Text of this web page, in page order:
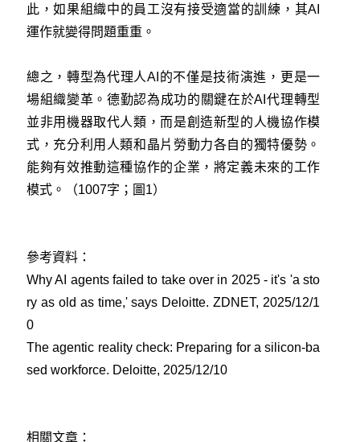
此，如果組織中的員工沒有接受適當的訓練，其AI
運作就變得問題重重。
總之，轉型為代理人AI的不僅是技術演進，更是一
場組織變革。德勤認為成功的關鍵在於AI代理轉型
並非用機器取代人類，而是創造新型的人機協作模
式，充分利用人類和晶片勞動力各自的獨特優勢。
能夠有效推動這種協作的企業，將定義未來的工作
模式。（1007字；圖1）
參考資料：
Why AI agents failed to take over in 2025 - it's 'a sto
ry as old as time,' says Deloitte. ZDNET, 2025/12/1
0
The agentic reality check: Preparing for a silicon-ba
sed workforce. Deloitte, 2025/12/10
相關文章：